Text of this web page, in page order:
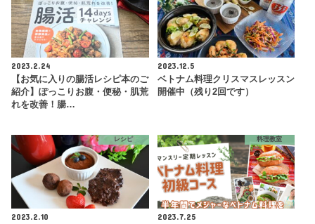
2023.2.24
【お気に入りの腸活レシピ本のご
紹介】ぽっこりお腹・便秘・肌荒
れを改善！腸…
2023.12.5
ベトナム料理クリスマスレッスン
開催中（残り2回です）
レシピ
2023.2.10
料理教室
2023.7.25